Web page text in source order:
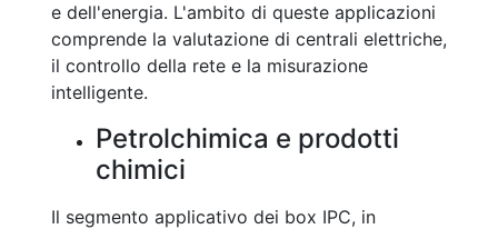
e dell'energia. L'ambito di queste applicazioni
comprende la valutazione di centrali elettriche,
il controllo della rete e la misurazione
intelligente.
Petrolchimica e prodotti
chimici
Il segmento applicativo dei box IPC, in